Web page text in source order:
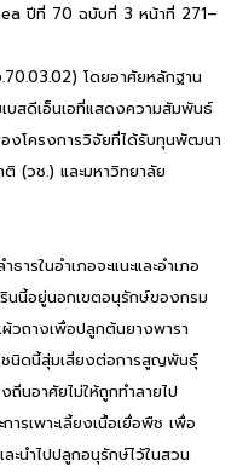
ปีที่ 70 ฉบับที่ 3 หน้าที่ 271–
โดยอาศัยหลักฐาน
สดีเอ็นเอที่แสดงความสัมพันธ์
งโครงการวิจัยที่ได้รับทุนพัฒนา
(วช.) และมหาวิทยาลัย
รในอำเภอจะแนะและอำเภอ
นนี้อยู่นอกเขตอนุรักษ์ของกรม
ถางเพื่อปลูกต้นยางพารา
ชนิดนี้สุ่มเสี่ยงต่อการสูญพันธุ์
นอาศัยไม่ให้ถูกทำลายไป
ารเพาะเลี้ยงเนื้อเยื่อพืช เพื่อ
นำไปปลูกอนุรักษ์ไว้ในสวน